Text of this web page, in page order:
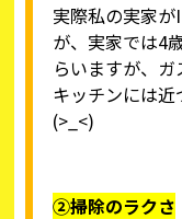
実際私の実家
が、実家では4
らいますが、
キッチンには
(>_<)
②掃除のラクさ